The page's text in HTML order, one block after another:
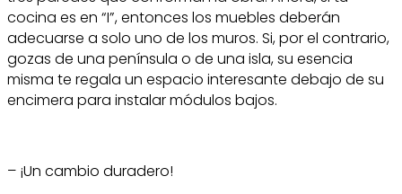
cocina es en “I”, entonces los muebles deberán
adecuarse a solo uno de los muros. Si, por el contrario,
gozas de una península o de una isla, su esencia
misma te regala un espacio interesante debajo de su
encimera para instalar módulos bajos.
– ¡Un cambio duradero!